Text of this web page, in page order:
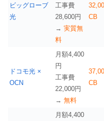
ビッグローブ
光
工事費
28,600円
→ 実質無
料
CB
ドコモ光 ×
OCN
月額4,400
円
工事費
22,000円
→ 無料
CB
月額4,400